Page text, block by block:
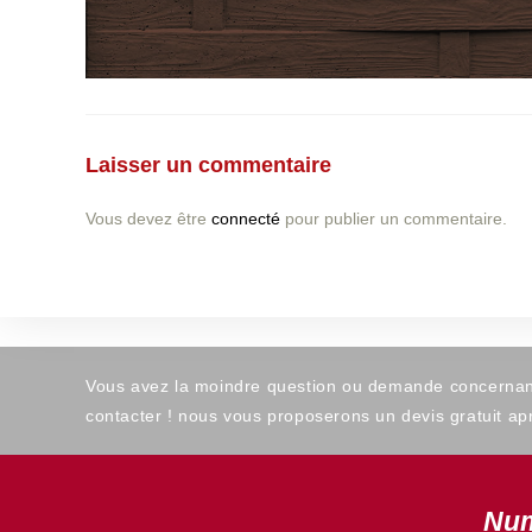
Laisser un commentaire
Vous devez être connecté pour publier un commentaire.
Vous avez la moindre question ou demande
contacter ! nous vous proposerons un devis gratuit